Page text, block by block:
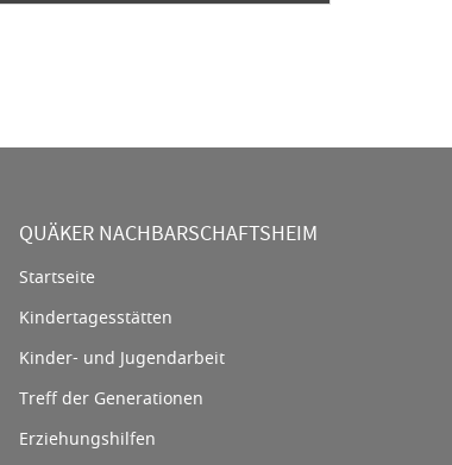
QUÄKER NACHBARSCHAFTSHEIM
Startseite
Kindertagesstätten
Kinder- und Jugendarbeit
Treff der Generationen
Erziehungshilfen